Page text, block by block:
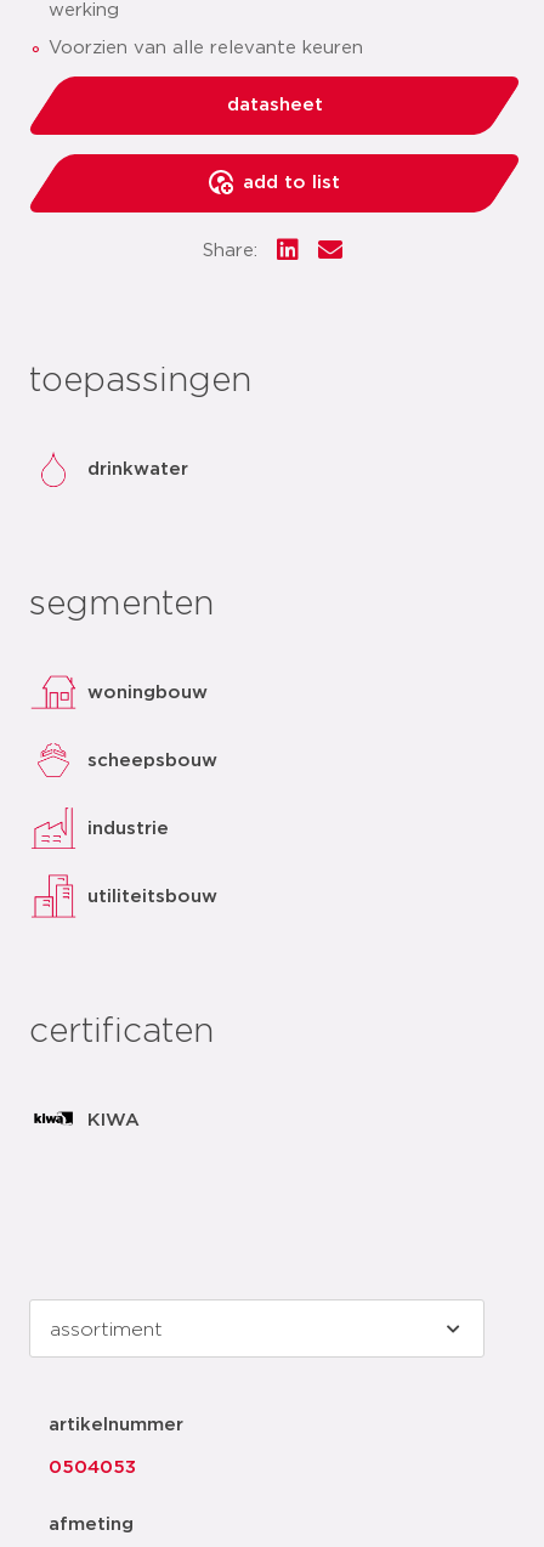
werking
Voorzien van alle relevante keuren
datasheet
add to list
Share:
toepassingen
drinkwater
segmenten
woningbouw
scheepsbouw
industrie
utiliteitsbouw
certificaten
KIWA
artikelnummer
0504053
afmeting